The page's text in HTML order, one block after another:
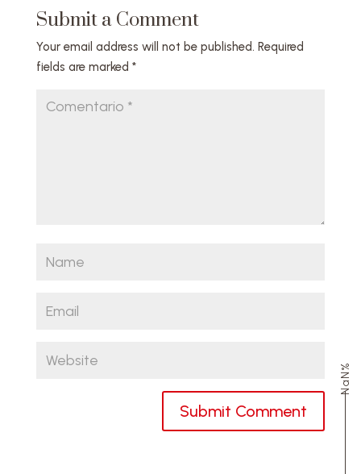
NaN%
Submit a Comment
Your email address will not be published. Required
fields are marked *